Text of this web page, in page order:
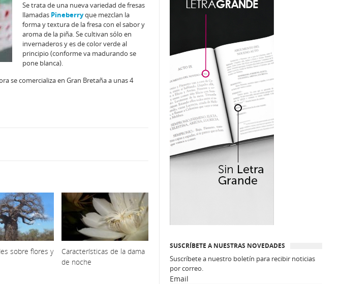
Se trata de una nueva variedad de fresas
llamadas Pineberryque mezclan la
forma y textura de la fresa con el sabor y
aroma de la piña. Se cultivan sólo en
invernaderos y es de color verde al
principio (conforme va madurando se
pone blanca).
se comercializa en Gran Bretaña a unas 4
sobre flores y
Características de la dama
de noche
SUSCRÍBETE A NUESTRAS NOVEDADES
Suscríbete a nuestro boletín para recibir noticias
por correo.
Email